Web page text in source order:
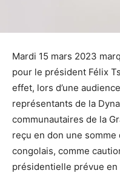
Mardi 15 mars 2023
pour le président Félix
effet, lors d’une
représentants de la
communautaires de la
reçu en don une
congolais, comme
présidentielle prévue en